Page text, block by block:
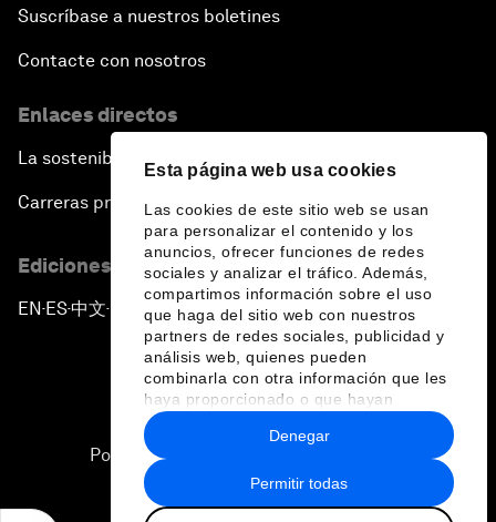
Esta página web usa cookies
Las cookies de este sitio web se usan
para personalizar el contenido y los
anuncios, ofrecer funciones de redes
sociales y analizar el tráfico. Además,
compartimos información sobre el uso
que haga del sitio web con nuestros
partners de redes sociales, publicidad y
análisis web, quienes pueden
combinarla con otra información que les
haya proporcionado o que hayan
recopilado a partir del uso que haya
hecho de sus servicios.
Permitir todas
Denegar
Suscríbase a nuestros boletines
Contacte con nosotros
Enlaces directos
La sostenibilidad en el Foro
Carreras profesionales
Ediciones en otros idiomas
EN ▪ ES▪中文▪ 日本語
Política de privacidad y normas de uso